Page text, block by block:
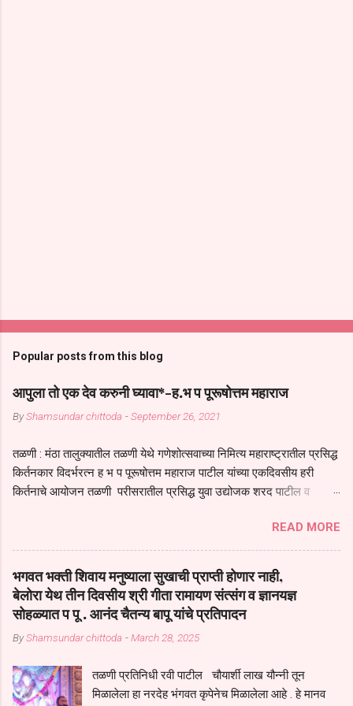
Popular posts from this blog
आपुला तो एक देव करुनी घ्यावा*-ह.भ प पूरूषोत्तम महाराज
ByShamsundar chittoda -September 26, 2021
तळणी : मंठा तालुक्यातील तळणी येथे गणेशोत्सवाच्या निमित्य महाराष्ट्रातील प्रसिद्ध
किर्तनकार विदर्भरत्न ह भ प पूरूषोत्तम महाराज पाटील यांच्या एकदिवसीय हरी
किर्तनाचे आयोजन तळणी परीसरातील प्रसिद्ध युवा उद्योजक शरद पाटील व
तुकाराम महाराज यांच्या *आपुला तो एक देव करुनी घ्यावा* *तेणे विन जिवा सुख
नोहे* *येरती माईक दुःखाची जनीती* *नाही आदी अंती अवसान* या अभंगावर
सुंदर निरूपण केले सध्य स्थितीचा काळ हा मानव जातीच्या परीक्षेचा काळ आहे
धर्ममंडपात बसलेली लोक ही खरच भाग्यवान आहेत कोरोना सारख्या महामारीत आपंण
जिवंत आहोत या महामारीतून जर आपल्याला वाचायचे असेल तर धार्मीक विचाराचा
आधार आपल्याला घ्यावाच लागेल महामारीच्या काळात वारकरी सप्रदायच खूप मोठा
आधार आहे सध्य स्थितीत मानव जातीची मानसीक अवस्था सक्षम असणे गरजेचे आहे
सगळ्याना करून दीली आहे मनुष्याच्या आयुष्यातील नामसाधना ही त्याच्यासाठी खूप
मोठा आधार असते परतू आज काल तीच साधना करण्याचा आळस आ...
READ MORE
भगवत भक्ती शिवाय मनुष्याला सुखाची प्राप्ती होणार नाही,
बेलोरा येथ तीन दिवसीय श्री गीता रामायण संत्संग व ज्ञानयज्ञ
सोहळ्यात प पू . आनंद चैतन्य बापू यांचे प्रतिपादन
ByShamsundar chittoda -March 28, 2025
तळणी प्रतिनिधी रवी पाटील चौयार्शी लाख यौन्नी तून
मिळालेला हा नरदेह भंगवत कृपेनेच मिळालेला आहे . हे मानव